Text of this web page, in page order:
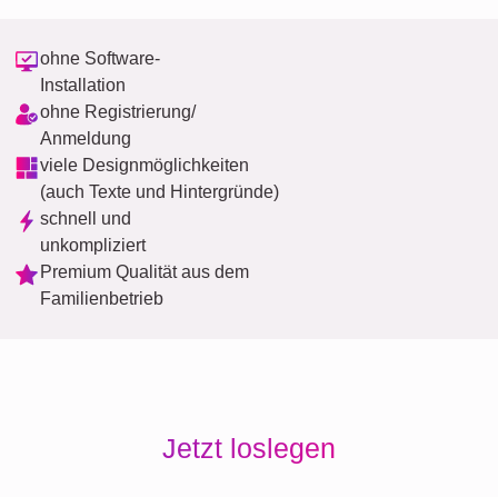
ohne Software-
Installation
ohne Registrierung/
Anmeldung
viele Designmöglichkeiten
(auch Texte und Hintergründe)
schnell und
unkompliziert
Premium Qualität aus dem
Familienbetrieb
Jetzt loslegen